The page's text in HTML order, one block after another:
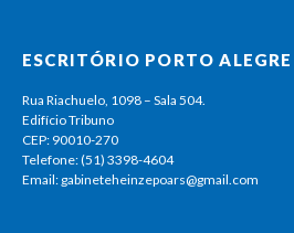
ESCRITÓRIO PORTO ALEGRE
Rua Riachuelo, 1098 – Sala 504.
Edifício Tribuno
CEP: 90010-270
Telefone: (51) 3398-4604
Email: gabineteheinzepoars@gmail.com